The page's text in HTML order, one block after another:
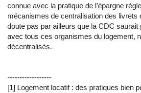
connue avec la pratique de l’épargne
mécanismes de centralisation des livrets
doute pas par ailleurs que la CDC saurait
avec tous ces organismes du logement,
décentralisés.
------------------
[1] Logement locatif : des pratiques bien